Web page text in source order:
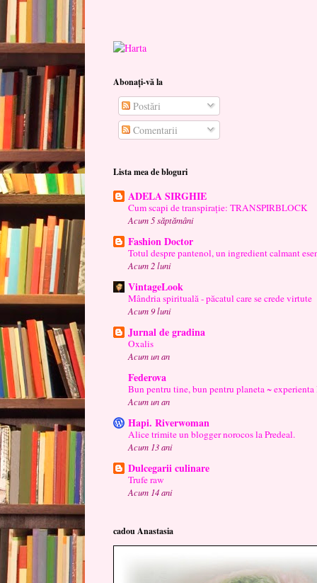
Abonați-vă la
Postări
Comentarii
Lista mea de bloguri
ADELA SIRGHIE
Cum scapi de transpirație: TRANSPIRBLOCK
Acum 5 săptămâni
Fashion Doctor
Totul despre pantenol, un ingredient calmant
Acum 2 luni
VintageLook
Mândria spirituală - păcatul care se crede virtute
Acum 9 luni
Jurnal de gradina
Oxalis
Acum un an
Federova
Bun pentru tine, bun pentru planeta ~ experienta
Acum un an
Hapi. Riverwoman
Alice trimite un blogger norocos la Predeal.
Acum 13 ani
Dulcegarii culinare
Trufe raw
Acum 14 ani
cadou Anastasia